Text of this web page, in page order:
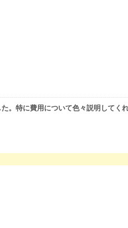
。特に費用について色々説明してく